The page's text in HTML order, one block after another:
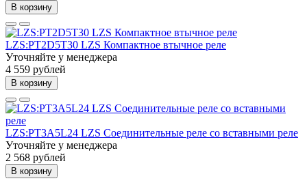
В корзину
LZS:PT2D5T30 LZS Компактное втычное реле
Уточняйте у менеджера
4 559 рублей
В корзину
LZS:PT3A5L24 LZS Соединительные реле со вставными реле
Уточняйте у менеджера
2 568 рублей
В корзину